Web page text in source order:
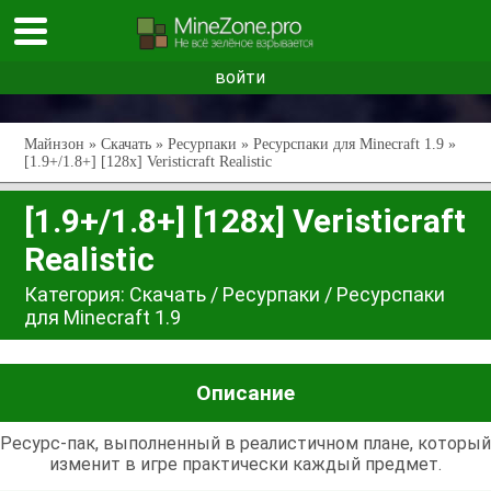
войти
Майнзон » Скачать » Ресурпаки » Ресурспаки для Minecraft 1.9 »
[1.9+/1.8+] [128x] Veristicraft Realistic
[1.9+/1.8+] [128x] Veristicraft
Realistic
Категория: Скачать / Ресурпаки / Ресурспаки
для Minecraft 1.9
Описание
Ресурс-пак, выполненный в реалистичном плане, который
изменит в игре практически каждый предмет.